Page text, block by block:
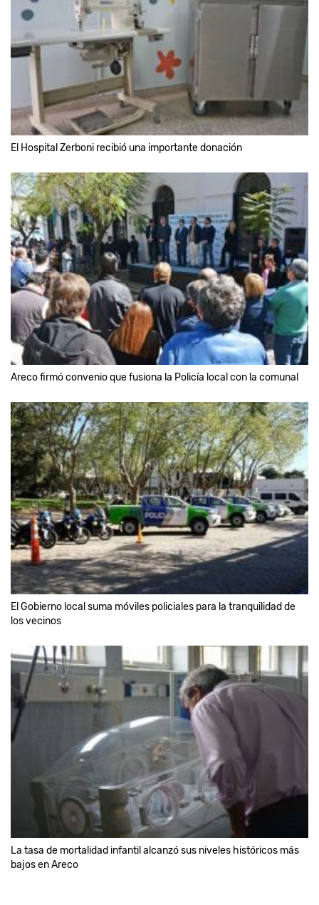
El Hospital Zerboni recibió una importante donación
Areco firmó convenio que fusiona la Policía local con la comunal
El Gobierno local suma móviles policiales para la tranquilidad de
los vecinos
La tasa de mortalidad infantil alcanzó sus niveles históricos más
bajos en Areco